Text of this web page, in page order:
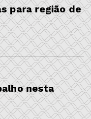
para região de
nesta